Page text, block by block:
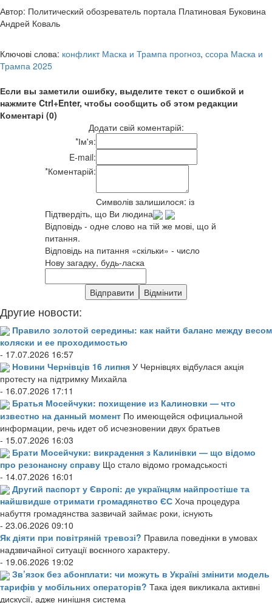
Автор: Политический обозреватель портала Платиновая Буковина
Андрей Коваль
Ключові слова: конфликт Маска и Трампа прогноз, ссора Маска и
Трампа 2025
Если вы заметили ошибку, выделите текст с ошибкой и
нажмите Ctrl+Enter, чтобы сообщить об этом редакции
Коментарі (0)
Додати свій коментарій:
*Ім'я:
E-mail:
*Коментарій:
Символів залишилося: із
Підтвердіть, що Ви людина
Відповідь - одне слово на тій же мові, що й
питання.
Відповідь на питання «скільки» - число
Нову загадку, будь-ласка
Другие новости:
Правило золотой середины: как найти баланс между весом
коляски и ее проходимостью
- 17.07.2026 16:57
Новини Чернівців 16 липня У Чернівцях відбулася акція
протесту на підтримку Михайла
- 16.07.2026 17:11
Братья Мосейчуки: похищение из Калиновки — что
известно на данный момент По имеющейся официальной
информации, речь идет об исчезновении двух братьев
- 15.07.2026 16:03
Брати Мосейчуки: викрадення з Калинівки — що відомо
про резонансну справу Що стало відомо громадськості
- 14.07.2026 16:01
Другий паспорт у Європі: де українцям найпростіше та
найшвидше отримати громадянство ЄС Хоча процедура
набуття громадянства зазвичай займає роки, існують
- 23.06.2026 09:10
Як діяти при повітряній тревозі? Правила поведінки в умовах
надзвичайної ситуації воєнного характеру.
- 19.06.2026 19:02
Зв’язок без абонплати: чи можуть в Україні змінити модель
тарифів у мобільних операторів? Така ідея викликала активні
дискусії, адже нинішня система